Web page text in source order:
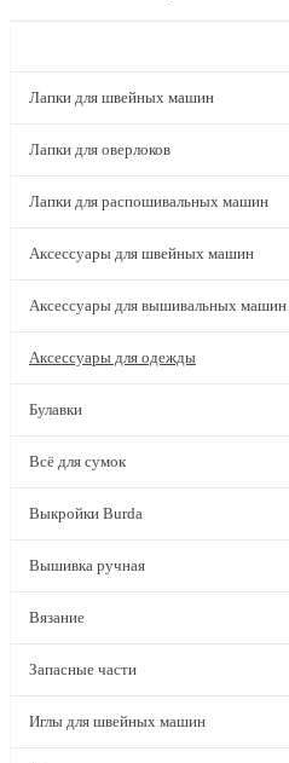
Лапки для швейных машин
Лапки для оверлоков
Лапки для распошивальных машин
Аксессуары для швейных машин
Аксессуары для вышивальных машин
Аксессуары для одежды
Булавки
Всё для сумок
Выкройки Burda
Вышивка ручная
Вязание
Запасные части
Иглы для швейных машин